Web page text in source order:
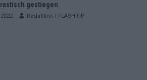
gestiegen
Redaktion | FLASH UP